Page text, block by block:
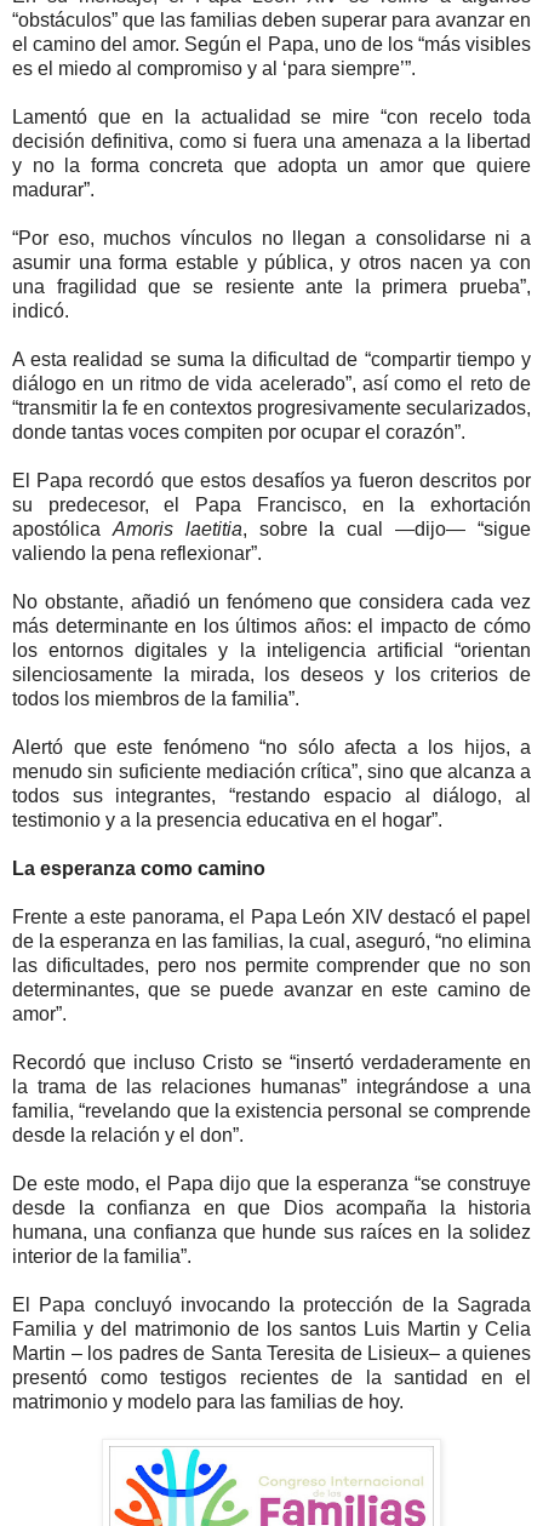
“obstáculos” que las familias deben superar para avanzar en
el camino del amor. Según el Papa, uno de los “más visibles
es el miedo al compromiso y al ‘para siempre’”.
Lamentó que en la actualidad se mire “con recelo toda
decisión definitiva, como si fuera una amenaza a la libertad
y no la forma concreta que adopta un amor que quiere
madurar”.
“Por eso, muchos vínculos no llegan a consolidarse ni a
asumir una forma estable y pública, y otros nacen ya con
una fragilidad que se resiente ante la primera prueba”,
indicó.
A esta realidad se suma la dificultad de “compartir tiempo y
diálogo en un ritmo de vida acelerado”, así como el reto de
“transmitir la fe en contextos progresivamente secularizados,
donde tantas voces compiten por ocupar el corazón”.
El Papa recordó que estos desafíos ya fueron descritos por
su predecesor, el Papa Francisco, en la exhortación
apostólica Amoris laetitia, sobre la cual —dijo— “sigue
valiendo la pena reflexionar”.
No obstante, añadió un fenómeno que considera cada vez
más determinante en los últimos años: el impacto de cómo
los entornos digitales y la inteligencia artificial “orientan
silenciosamente la mirada, los deseos y los criterios de
todos los miembros de la familia”.
Alertó que este fenómeno “no sólo afecta a los hijos, a
menudo sin suficiente mediación crítica”, sino que alcanza a
todos sus integrantes, “restando espacio al diálogo, al
testimonio y a la presencia educativa en el hogar”.
La esperanza como camino
Frente a este panorama, el Papa León XIV destacó el papel
de la esperanza en las familias, la cual, aseguró, “no elimina
las dificultades, pero nos permite comprender que no son
determinantes, que se puede avanzar en este camino de
amor”.
Recordó que incluso Cristo se “insertó verdaderamente en
la trama de las relaciones humanas” integrándose a una
familia, “revelando que la existencia personal se comprende
desde la relación y el don”.
De este modo, el Papa dijo que la esperanza “se construye
desde la confianza en que Dios acompaña la historia
humana, una confianza que hunde sus raíces en la solidez
interior de la familia”.
El Papa concluyó invocando la protección de la Sagrada
Familia y del matrimonio de los santos Luis Martin y Celia
Martin – los padres de Santa Teresita de Lisieux– a quienes
presentó como testigos recientes de la santidad en el
matrimonio y modelo para las familias de hoy.